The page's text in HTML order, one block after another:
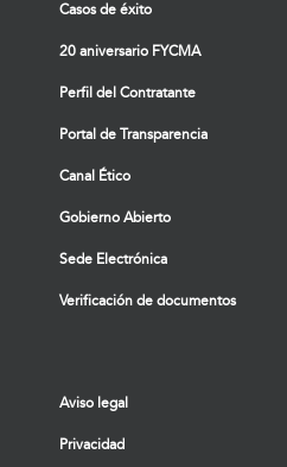
Casos de éxito
20 aniversario FYCMA
Perfil del Contratante
Portal de Transparencia
Canal Ético
Gobierno Abierto
Sede Electrónica
Verificación de documentos
Aviso legal
Privacidad